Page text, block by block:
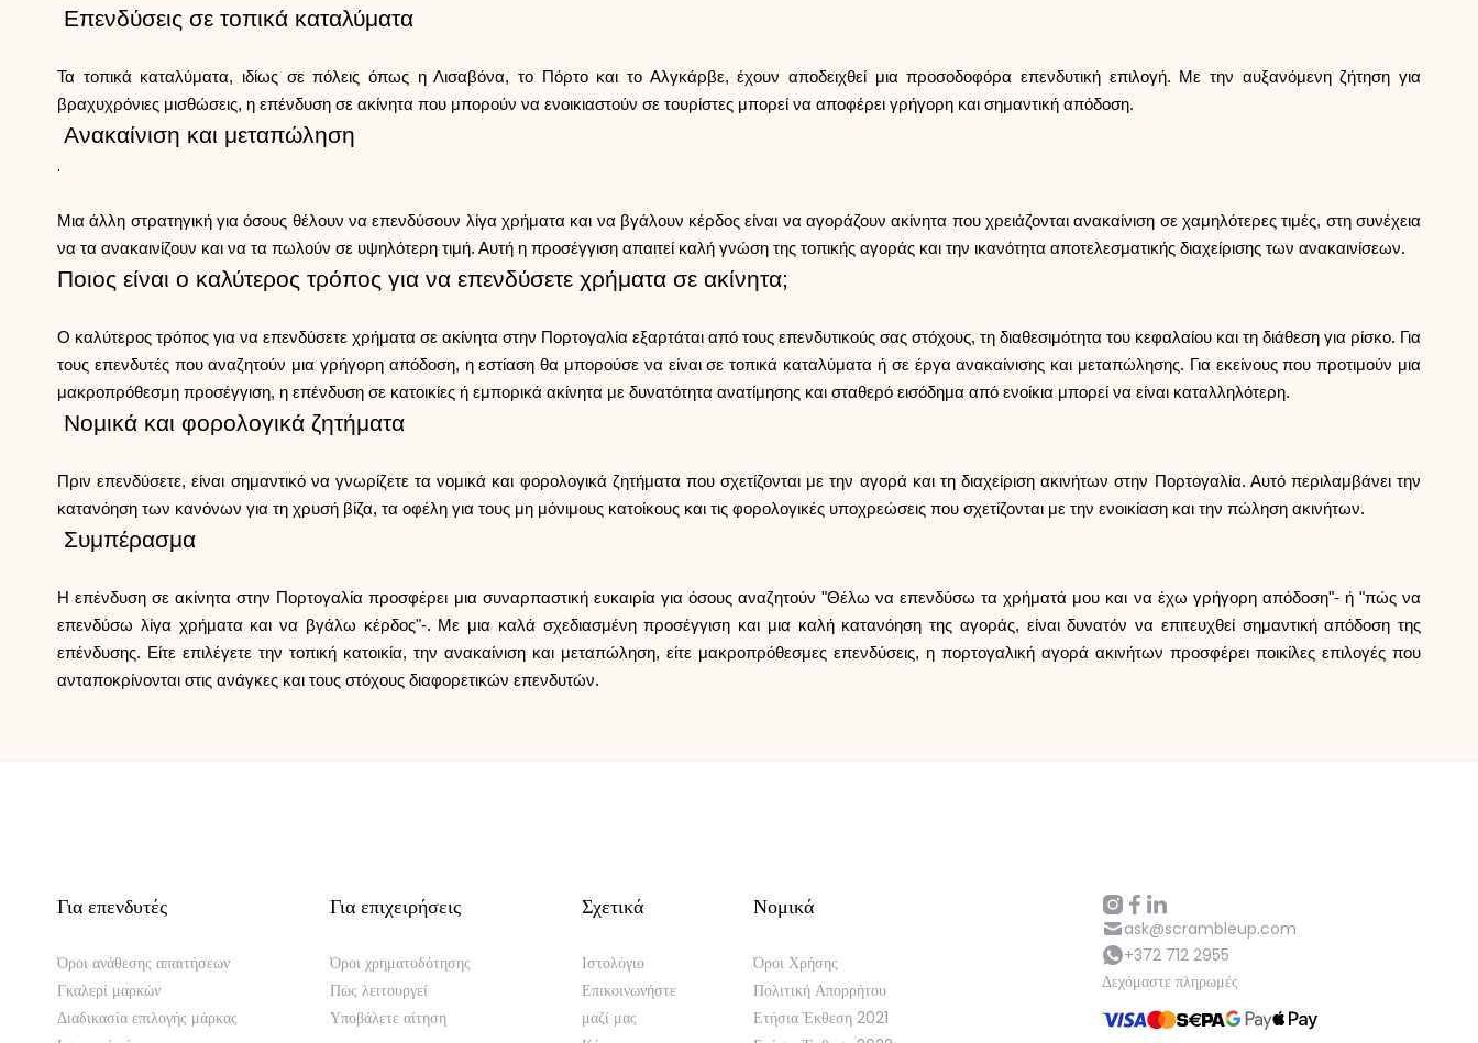
ask@scrambleup.com +372 712 2955
Επενδύσεις σε τοπικά καταλύματα
Τα τοπικά καταλύματα, ιδίως σε πόλεις όπως η Λισαβόνα, το Πόρτο και το Αλγκάρβε, έχουν αποδειχθεί μια προσοδοφόρα επενδυτική επιλογή. Με την αυξανόμενη ζήτηση για
βραχυχρόνιες μισθώσεις, η επένδυση σε ακίνητα που μπορούν να ενοικιαστούν σε τουρίστες μπορεί να αποφέρει γρήγορη και σημαντική απόδοση.
Ανακαίνιση και μεταπώληση
.
Μια άλλη στρατηγική για όσους θέλουν να επενδύσουν λίγα χρήματα και να βγάλουν κέρδος είναι να αγοράζουν ακίνητα που χρειάζονται ανακαίνιση σε χαμηλότερες τιμές, στη συνέχεια
να τα ανακαινίζουν και να τα πωλούν σε υψηλότερη τιμή. Αυτή η προσέγγιση απαιτεί καλή γνώση της τοπικής αγοράς και την ικανότητα αποτελεσματικής διαχείρισης των ανακαινίσεων.
Ποιος είναι ο καλύτερος τρόπος για να επενδύσετε χρήματα σε ακίνητα;
Ο καλύτερος τρόπος για να επενδύσετε χρήματα σε ακίνητα στην Πορτογαλία εξαρτάται από τους επενδυτικούς σας στόχους, τη διαθεσιμότητα του κεφαλαίου και τη διάθεση για ρίσκο. Για
τους επενδυτές που αναζητούν μια γρήγορη απόδοση, η εστίαση θα μπορούσε να είναι σε τοπικά καταλύματα ή σε έργα ανακαίνισης και μεταπώλησης. Για εκείνους που προτιμούν μια
μακροπρόθεσμη προσέγγιση, η επένδυση σε κατοικίες ή εμπορικά ακίνητα με δυνατότητα ανατίμησης και σταθερό εισόδημα από ενοίκια μπορεί να είναι καταλληλότερη.
Νομικά και φορολογικά ζητήματα
Πριν επενδύσετε, είναι σημαντικό να γνωρίζετε τα νομικά και φορολογικά ζητήματα που σχετίζονται με την αγορά και τη διαχείριση ακινήτων στην Πορτογαλία. Αυτό περιλαμβάνει την
κατανόηση των κανόνων για τη χρυσή βίζα, τα οφέλη για τους μη μόνιμους κατοίκους και τις φορολογικές υποχρεώσεις που σχετίζονται με την ενοικίαση και την πώληση ακινήτων.
Συμπέρασμα
Η επένδυση σε ακίνητα στην Πορτογαλία προσφέρει μια συναρπαστική ευκαιρία για όσους αναζητούν "Θέλω να επενδύσω τα χρήματά μου και να έχω γρήγορη απόδοση"- ή "πώς να
επενδύσω λίγα χρήματα και να βγάλω κέρδος"-. Με μια καλά σχεδιασμένη προσέγγιση και μια καλή κατανόηση της αγοράς, είναι δυνατόν να επιτευχθεί σημαντική απόδοση της
επένδυσης. Είτε επιλέγετε την τοπική κατοικία, την ανακαίνιση και μεταπώληση, είτε μακροπρόθεσμες επενδύσεις, η πορτογαλική αγορά ακινήτων προσφέρει ποικίλες επιλογές που
ανταποκρίνονται στις ανάγκες και τους στόχους διαφορετικών επενδυτών.
Για επενδυτές
Όροι ανάθεσης απαιτήσεων
Γκαλερί μαρκών
Διαδικασία επιλογής μάρκας
Για επιχειρήσεις
Όροι χρηματοδότησης
Πώς λειτουργεί
Υποβάλετε αίτηση
Σχετικά
Ιστολόγιο
Επικοινωνήστε
μαζί μας
Νομικά
Όροι Χρήσης
Πολιτική Απορρήτου
Ετήσια Έκθεση 2021
ask@scrambleup.com
+372 712 2955
Δεχόμαστε πληρωμές